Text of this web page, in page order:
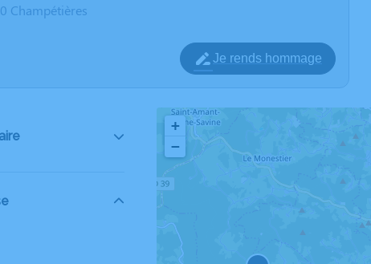
Champétières
Je rends hommage
+
−